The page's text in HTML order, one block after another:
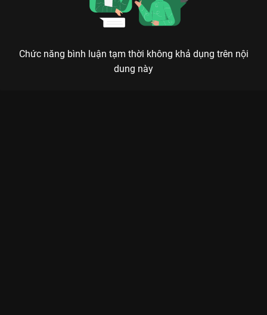
Chức năng bình luận tạm thời không khả dụng trên nội
dung này